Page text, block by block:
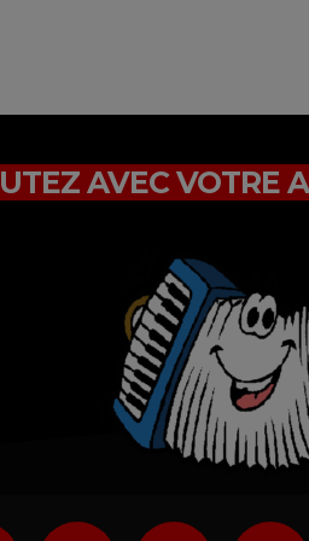
AVEC VOTRE